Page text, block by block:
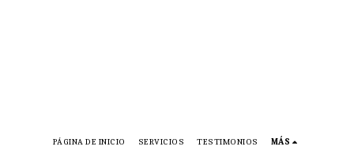
PÁGINA DE INICIO SERVICIOS TESTIMONIOS MÁS